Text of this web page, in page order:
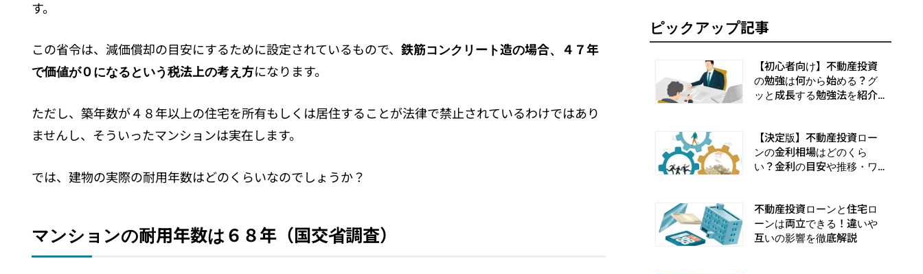
す。
この省令は、減価償却の目安にするために設定されているもので、 鉄筋コンクリート造の場合、４７年
で価値が０になるという税法上の考え方になります。
ただし、築年数が４８年以上の住宅を所有もしくは居住することが法律で禁止されているわけではあり
ませんし、そういったマンションは実在します。
では、建物の実際の耐用年数はどのくらいなのでしょうか？
マンションの耐用年数は６８年（国交省調査）
ピックアップ記事
【初心者向け】不動産投資
の勉強は何から始める？グ
ッと成長する勉強法を紹介
【決定版】不動産投資ロー
ンの金利相場はどのくら
い？金利の目安や推移・ワ
不動産投資ローンと住宅ロ
ーンは両立できる！違いや
互いの影響を徹底解説